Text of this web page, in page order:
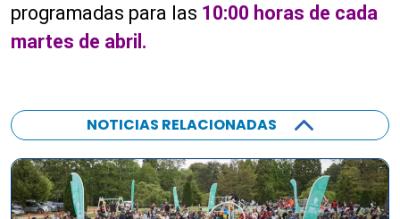
programadas para las 10:00 horas de cada
martes de abril.
NOTICIAS RELACIONADAS